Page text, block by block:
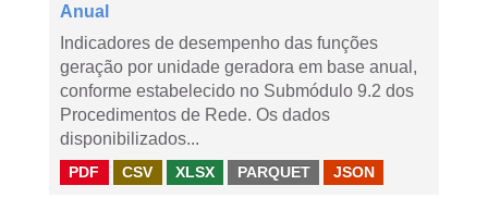
Anual
Indicadores de desempenho das funções
geração por unidade geradora em base anual,
conforme estabelecido no Submódulo 9.2 dos
Procedimentos de Rede. Os dados
disponibilizados...
PDF CSV XLSX PARQUET JSON